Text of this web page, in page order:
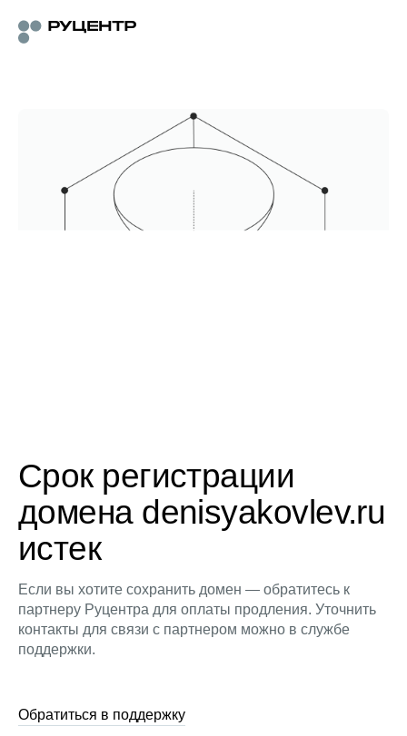
Срок регистрации
домена denisyakovlev.ru
истек
Если вы хотите сохранить домен — обратитесь к
партнеру Руцентра для оплаты продления. Уточнить
контакты для связи с партнером можно в службе
поддержки.
Обратиться в поддержку